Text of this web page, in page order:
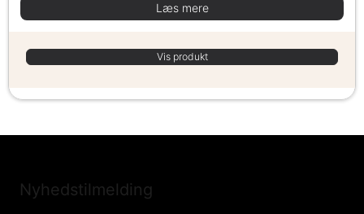
Læs mere
Vis produkt
Nyhedstilmelding